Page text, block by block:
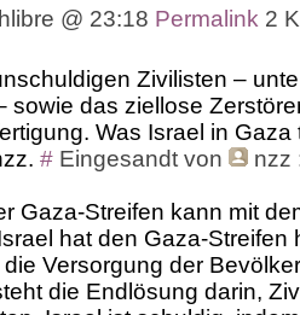
@ 23:18 Permalink 2
Zivilisten –
sowie das ziellose
Was Israel in Gaza
# Eingesandt von nzz
Gaza-Streifen kann mit
hat den Gaza-Streifen
Versorgung der
die Endlösung darin,